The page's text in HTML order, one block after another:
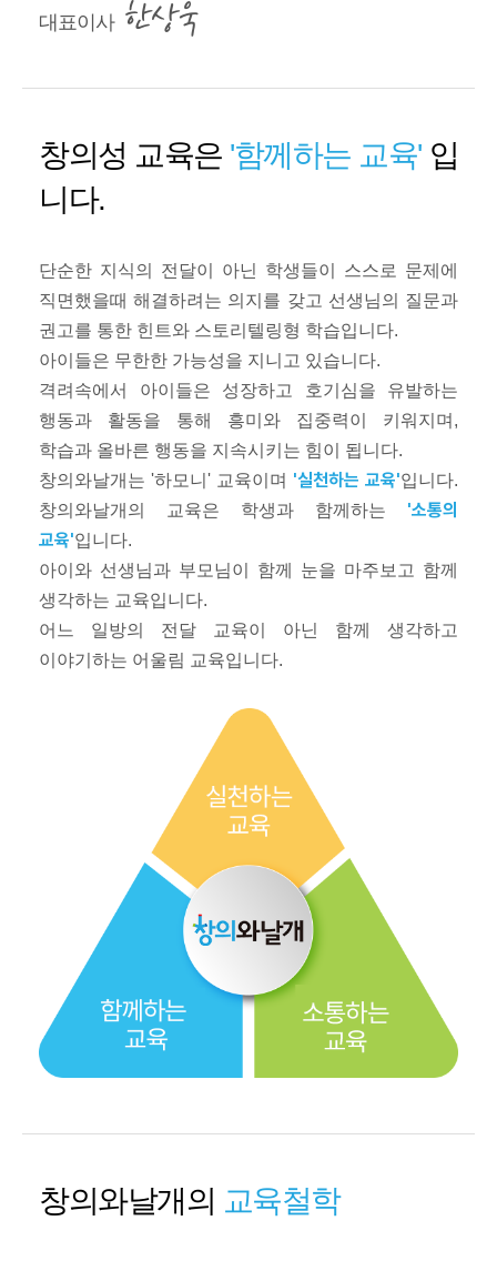
대표이사 한상욱
창의성 교육은 '함께하는 교육'입
니다.
단순한 지식의 전달이 아닌 학생들이 스스로 문제에
직면했을때 해결하려는 의지를 갖고 선생님의 질문과
권고를 통한 힌트와 스토리텔링형 학습입니다.
아이들은 무한한 가능성을 지니고 있습니다.
격려속에서 아이들은 성장하고 호기심을 유발하는
행동과 활동을 통해 흥미와 집중력이 키워지며,
학습과 올바른 행동을 지속시키는 힘이 됩니다.
창의와날개는 '하모니' 교육이며 '실천하는 교육'입니다.
창의와날개의 교육은 학생과 함께하는 '소통의
교육'입니다.
아이와 선생님과 부모님이 함께 눈을 마주보고 함께
생각하는 교육입니다.
어느 일방의 전달 교육이 아닌 함께 생각하고
이야기하는 어울림 교육입니다.
창의와날개의 교육철학